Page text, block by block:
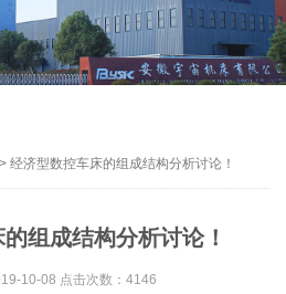
> 经济型数控车床的组成结构分析讨论！
组成结构分析讨论！
10-08 点击次数：4146